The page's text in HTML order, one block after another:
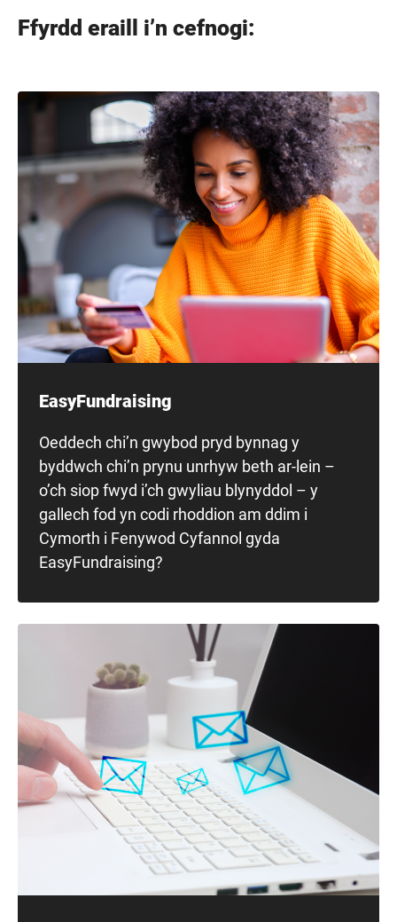
Ffyrdd eraill i’n cefnogi:
EasyFundraising
Oeddech chi’n gwybod pryd bynnag y
byddwch chi’n prynu unrhyw beth ar-lein –
o’ch siop fwyd i’ch gwyliau blynyddol – y
gallech fod yn codi rhoddion am ddim i
Cymorth i Fenywod Cyfannol gyda
EasyFundraising?